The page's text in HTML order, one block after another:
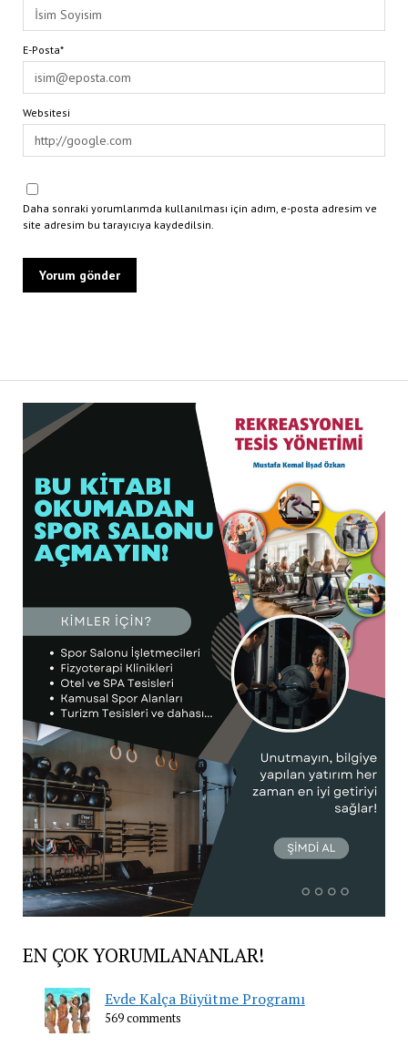
E-Posta*
Websitesi
Daha sonraki yorumlarımda kullanılması için adım, e-posta adresim ve
site adresim bu tarayıcıya kaydedilsin.
EN ÇOK YORUMLANANLAR!
Evde Kalça Büyütme Programı
569 comments